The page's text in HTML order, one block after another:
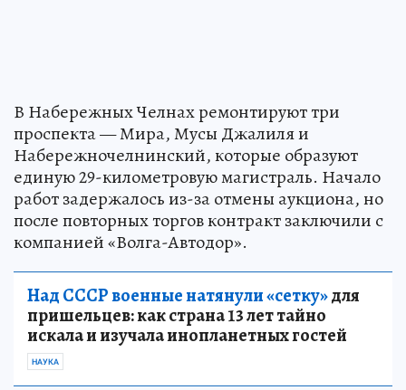
В Набережных Челнах ремонтируют три
проспекта — Мира, Мусы Джалиля и
Набережночелнинский, которые образуют
единую 29-километровую магистраль. Начало
работ задержалось из-за отмены аукциона, но
после повторных торгов контракт заключили с
компанией «Волга-Автодор».
Над СССР военные натянули «сетку»для
пришельцев: как страна 13 лет тайно
искала и изучала инопланетных гостей
НАУКА